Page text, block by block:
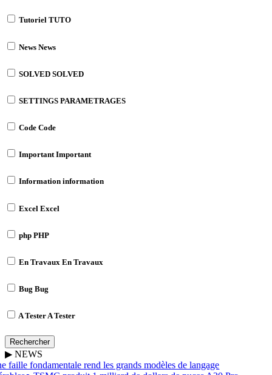
Tutoriel TUTO
News News
SOLVED SOLVED
SETTINGS PARAMETRAGES
Code Code
ImportantImportant
Information information
Excel Excel
php PHP
En Travaux En Travaux
Bug Bug
A TesterA Tester
Rechercher
▶ NEWS
faille fondamentale rend les grands modèles de langage